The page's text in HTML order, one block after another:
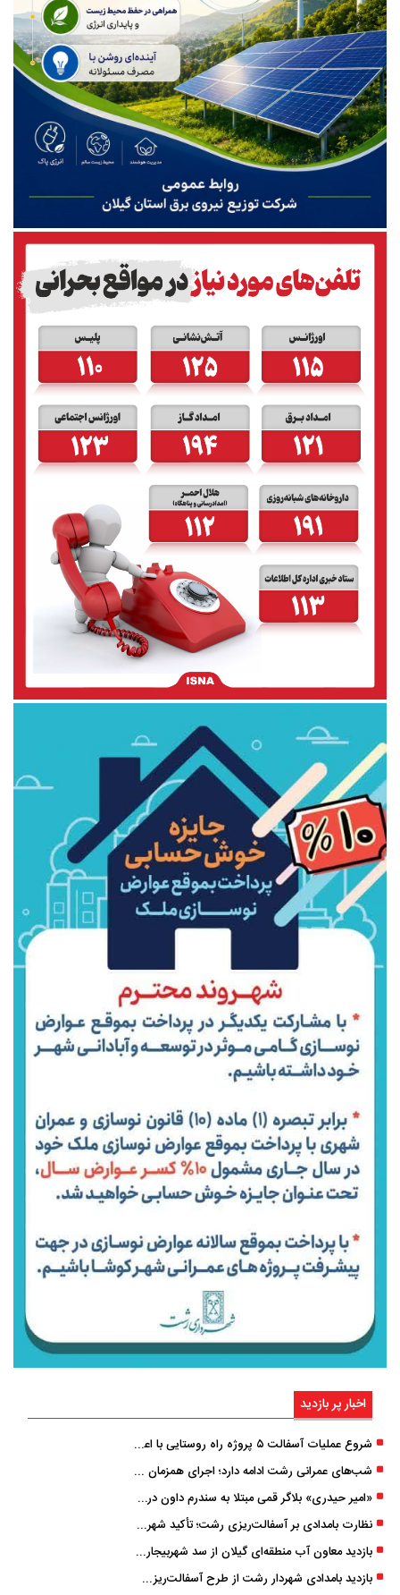
اخبار پر بازدید
شروع عملیات آسفالت ۵ پروژه راه ‌روستایی با اعتبار ۳۷۰ میلیاردی در گیلان
شب‌های عمرانی رشت ادامه دارد؛ اجرای همزمان آسفالت‌ریزی در پنج منطقه شهری
«امیر حیدری» بلاگر قمی مبتلا به سندرم داون درگذشت
نظارت بامدادی بر آسفالت‌ریزی رشت؛ تأکید شهردار و بازرس کل بر کیفیت اجرای پروژه‌ها
بازدید معاون آب منطقه‌ای گیلان از سد شهربیجار برای تداوم تأمین آب شرب استان
بازدید بامدادی شهردار رشت از طرح آسفالت‌ریزی گسترده در مناطق پنج‌گانه